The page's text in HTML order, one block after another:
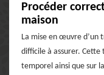
Procéder
maison
La mise en œuvre d’un
difficile à assurer. Cette
temporel ainsi que sur